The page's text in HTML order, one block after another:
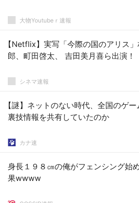
大物Youtubeｒ速報
【Netflix】実写「今際の国のアリス
郎、町田啓太、 吉田美月喜ら出演！
シネマ速報
【謎】ネットのない時代、全国のゲ
裏技情報を共有していたのか
カナ速
身長１９８㎝の俺がフェンシング始
果wwww